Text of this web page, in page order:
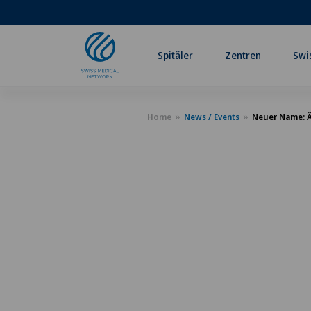
Spitäler Zentren
Home News / Events Neuer Name: